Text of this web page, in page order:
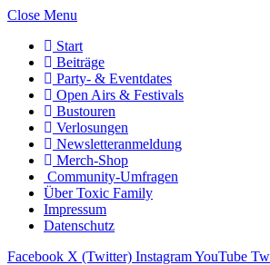
Close Menu
Start
Beiträge
Party- & Eventdates
Open Airs & Festivals
Bustouren
Verlosungen
Newsletteranmeldung
Merch-Shop
Community-Umfragen
Über Toxic Family
Impressum
Datenschutz
Facebook X (Twitter) InstagramYouTube